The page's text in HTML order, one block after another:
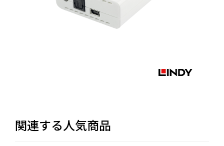
関連する人気商品